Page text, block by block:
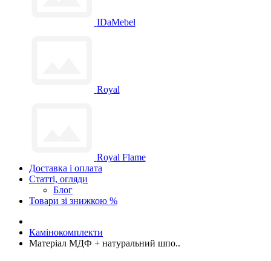
IDaMebel
Royal
Royal Flame
Доставка і оплата
Статті, огляди
Блог
Товари зі знижкою %
Камінокомплекти
Матеріал МДФ + натуральний шпо..